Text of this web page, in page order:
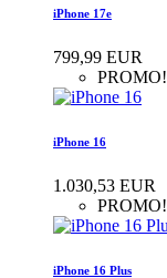
iPhone 17e
799,99 EUR
PROMO!
iPhone 16
1.030,53 EUR
PROMO!
iPhone 16 Plus